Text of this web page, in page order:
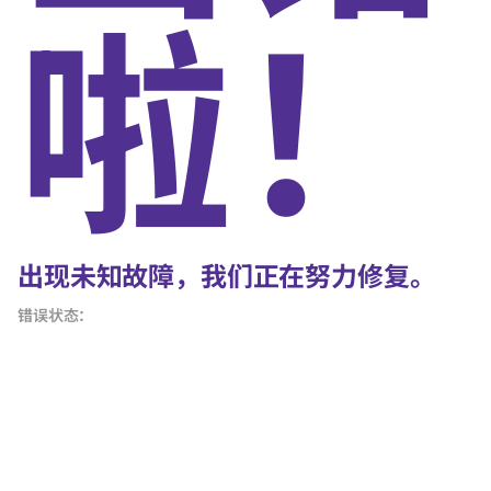
啦！
出现未知故障，我们正在努力修复。
错误状态：